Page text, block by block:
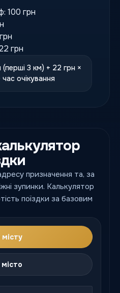
100 грн
грн
(перші 3 км) + 22 грн ×
очікування
призначення та, за
зупинки. Калькулятор
поїздки за базовим